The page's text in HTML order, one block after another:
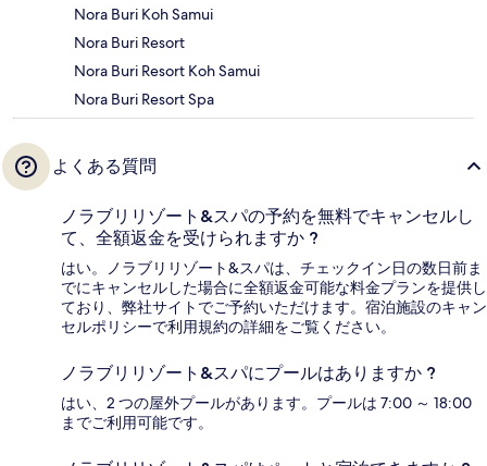
Nora Buri Koh Samui
Nora Buri Resort
Nora Buri Resort Koh Samui
Nora Buri Resort Spa
よくある質問
ノラブリリゾート&スパの予約を無料でキャンセルし
て、全額返金を受けられますか ?
はい。ノラブリリゾート&スパは、チェックイン日の数日前ま
でにキャンセルした場合に全額返金可能な料金プランを提供し
ており、弊社サイトでご予約いただけます。宿泊施設のキャン
セルポリシーで利用規約の詳細をご覧ください。
ノラブリリゾート&スパにプールはありますか ?
はい、2 つの屋外プールがあります。プールは 7:00 ～ 18:00
までご利用可能です。